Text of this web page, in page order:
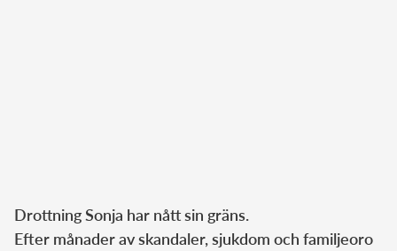
ChatGPT
sade:
Drottning Sonja har nått sin gräns.
Efter månader av skandaler, sjukdom och familjeoro